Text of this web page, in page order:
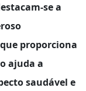
se a
proporciona
ajuda a
saudável e